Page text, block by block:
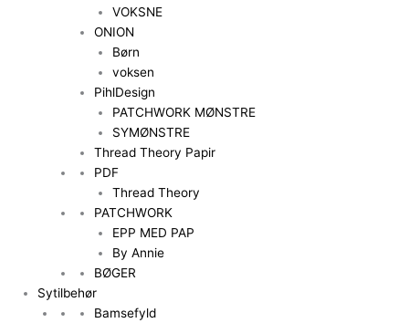
VOKSNE
ONION
Børn
voksen
PihlDesign
PATCHWORK MØNSTRE
SYMØNSTRE
Thread Theory Papir
PDF
Thread Theory
PATCHWORK
EPP MED PAP
By Annie
BØGER
Sytilbehør
Bamsefyld